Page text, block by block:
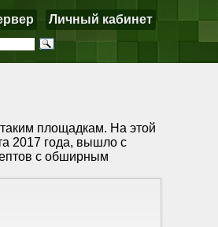
Личный кабинет
площадкам. На этой
2017 года, вышло с
с обширным